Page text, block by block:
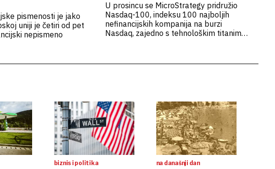
pismenosti je jako
uniji je četiri od pet
nepismeno
U prosincu se MicroStrategy pridružio
Nasdaq-100, indeksu 100 najboljih
nefinancijskih kompanija na burzi
Nasdaq, zajedno s tehnološkim titanima
biznis i politika na današnji dan